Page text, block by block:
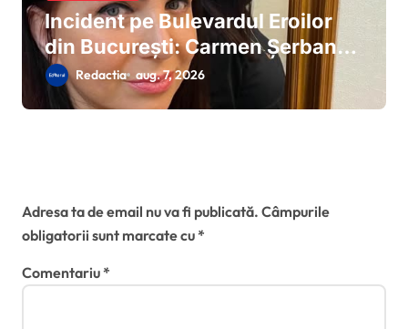
Incident pe Bulevardul Eroilor
din București: Carmen Șerban
susține că a căzut cu mașina în
craterul format de o surpare de
Redactia aug. 7, 2026
Adresa ta de email nu va fi publicată. Câmpurile
obligatorii sunt marcate cu*
Comentariu*